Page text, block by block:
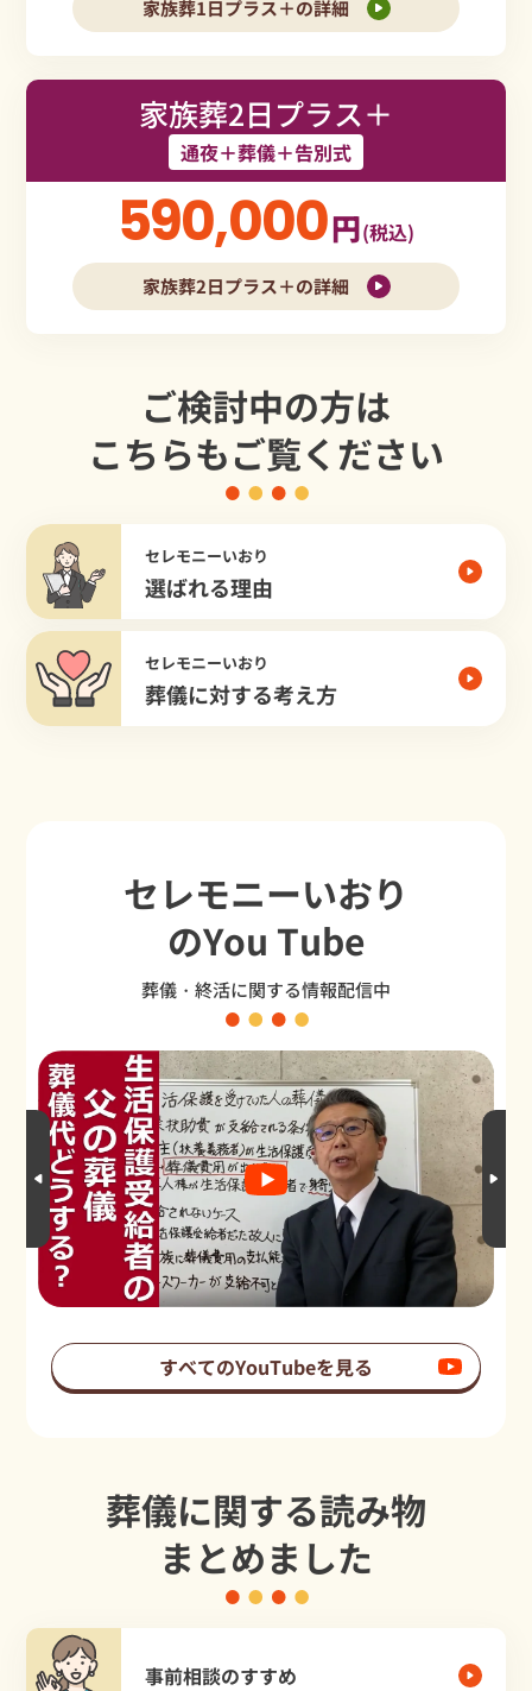
家族葬1日プラス＋の詳細
家族葬2日プラス＋
通夜＋葬儀＋告別式
590,000円(税込)
家族葬2日プラス＋の詳細
ご検討中の方は
こちらもご覧ください
セレモニーいおり
選ばれる理由
セレモニーいおり
葬儀に対する考え方
セレモニーいおり
のYou Tube
葬儀・終活に関する情報配信中
すべてのYouTubeを見る
葬儀に関する読み物
まとめました
事前相談のすすめ